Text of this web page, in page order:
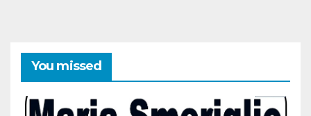
You missed